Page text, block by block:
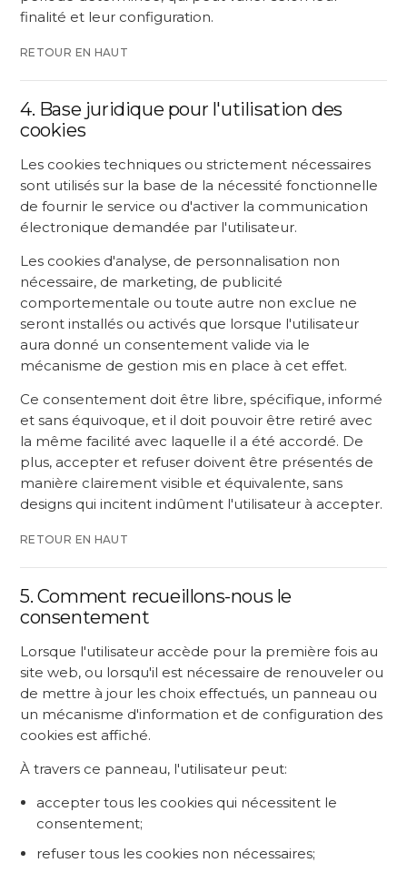
finalité et leur configuration.
RETOUR EN HAUT
4. Base juridique pour l'utilisation des
cookies
Les cookies techniques ou strictement nécessaires
sont utilisés sur la base de la nécessité fonctionnelle
de fournir le service ou d'activer la communication
électronique demandée par l'utilisateur.
Les cookies d'analyse, de personnalisation non
nécessaire, de marketing, de publicité
comportementale ou toute autre non exclue ne
seront installés ou activés que lorsque l'utilisateur
aura donné un consentement valide via le
mécanisme de gestion mis en place à cet effet.
Ce consentement doit être libre, spécifique, informé
et sans équivoque, et il doit pouvoir être retiré avec
la même facilité avec laquelle il a été accordé. De
plus, accepter et refuser doivent être présentés de
manière clairement visible et équivalente, sans
designs qui incitent indûment l'utilisateur à accepter.
RETOUR EN HAUT
5. Comment recueillons-nous le
consentement
Lorsque l'utilisateur accède pour la première fois au
site web, ou lorsqu'il est nécessaire de renouveler ou
de mettre à jour les choix effectués, un panneau ou
un mécanisme d'information et de configuration des
cookies est affiché.
À travers ce panneau, l'utilisateur peut:
accepter tous les cookies qui nécessitent le
consentement;
refuser tous les cookies non nécessaires;